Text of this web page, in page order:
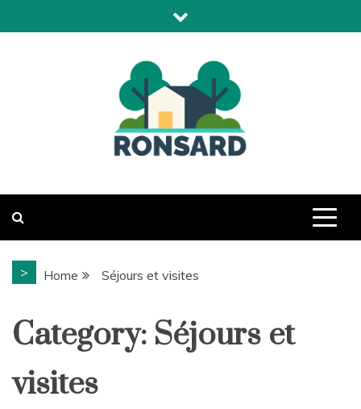
to
Domaine de Ronsard
> Home Séjours et visites
Category: Séjours et
visites